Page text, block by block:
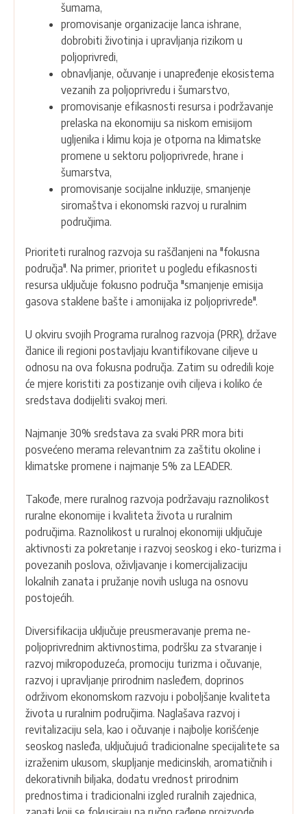
šumama,
promovisanje organizacije lanca ishrane,
dobrobiti životinja i upravljanja rizikom u
poljoprivredi,
obnavljanje, očuvanje i unapređenje ekosistema
vezanih za poljoprivredu i šumarstvo,
promovisanje efikasnosti resursa i podržavanje
prelaska na ekonomiju sa niskom emisijom
ugljenika i klimu koja je otporna na klimatske
promene u sektoru poljoprivrede, hrane i
šumarstva,
promovisanje socijalne inkluzije, smanjenje
siromaštva i ekonomski razvoj u ruralnim
područjima.
Prioriteti ruralnog razvoja su raščlanjeni na "fokusna
područja". Na primer, prioritet u pogledu efikasnosti
resursa uključuje fokusno područja "smanjenje emisija
gasova staklene bašte i amonijaka iz poljoprivrede".
U okviru svojih Programa ruralnog razvoja (PRR), države
članice ili regioni postavljaju kvantifikovane ciljeve u
odnosu na ova fokusna područja. Zatim su odredili koje
će mjere koristiti za postizanje ovih ciljeva i koliko će
sredstava dodijeliti svakoj meri.
Najmanje 30% sredstava za svaki PRR mora biti
posvećeno merama relevantnim za zaštitu okoline i
klimatske promene i najmanje 5% za LEADER.
Takođe, mere ruralnog razvoja podržavaju raznolikost
ruralne ekonomije i kvaliteta života u ruralnim
područjima. Raznolikost u ruralnoj ekonomiji uključuje
aktivnosti za pokretanje i razvoj seoskog i eko-turizma i
povezanih poslova, oživljavanje i komercijalizaciju
lokalnih zanata i pružanje novih usluga na osnovu
postojećih.
Diversifikacija uključuje preusmeravanje prema ne-
poljoprivrednim aktivnostima, podršku za stvaranje i
razvoj mikropoduzeća, promociju turizma i očuvanje,
razvoj i upravljanje prirodnim nasleđem, doprinos
održivom ekonomskom razvoju i poboljšanje kvaliteta
života u ruralnim područjima. Naglašava razvoj i
revitalizaciju sela, kao i očuvanje i najbolje korišćenje
seoskog nasleđa, uključujući tradicionalne specijalitete sa
izraženim ukusom, skupljanje medicinskih, aromatičnih i
dekorativnih biljaka, dodatu vrednost prirodnim
prednostima i tradicionalni izgled ruralnih zajednica,